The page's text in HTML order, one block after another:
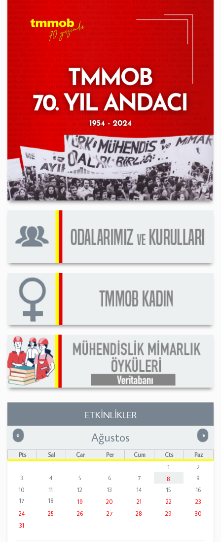
ETKİNLİKLER
« Önceki »
Ağustos
Pts Sal Çar Per Cum Cts
Paz
1
2
3
4 5 6 7 8
9
10
11 12 13 14 15
16
17
18 19 20 21 22
23
24
25 26 27 28 29
30
31